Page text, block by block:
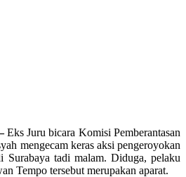
Eks Juru bicara Komisi Pemberantasan
mengecam keras aksi pengeroyokan
Surabaya tadi malam. Diduga, pelaku
Tempo tersebut merupakan aparat.